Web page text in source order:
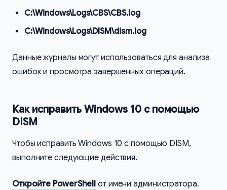
C:\Windows\Logs\CBS\CBS.log
C:\Windows\Logs\DISM\dism.log
Данные журналы могут использоваться для анализа
ошибок и просмотра завершенных операций.
Как исправить Windows 10 с помощью
DISM
Чтобы исправить Windows 10 с помощью DISM,
выполните следующие действия.
Откройте PowerShell от имени администратора.